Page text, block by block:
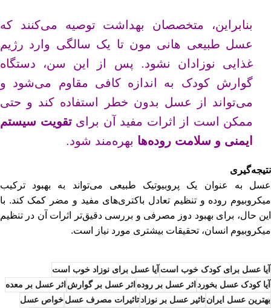
بنابراین، متخصصان بهداشت توصیه می‌کنند که
عسل طبیعی هانی مون تا یک سالگی وارد رژیم
غذایی نوزادان نشود. پس از این سن، دستگاه
گوارش کودک به اندازه کافی مقاوم می‌شود و
می‌تواند از عسل بدون خطر استفاده کند و حتی
ممکن است از اثرات مفید آن برایتقویت سیستم
ایمنی و سلامت روده‌ها بهره‌مند شود.
نتیجه‌گیری
عسل به عنوان یک پروبیوتیک طبیعی می‌تواند به بهبود ترکیب
میکروبیوم روده و تنظیم تعادل باکتری‌های مفید و مضر کمک کند. با
این حال، برای بهبود دوز مصرفی و بررسی دقیق‌تر اثرات آن در تنظیم
میکروبیوم انسان، تحقیقات بیشتری مورد نیاز است.
آیا عسل برای کودک خوب است آیا عسل برای نوزاد خوب است
آیا کودک عسل بخورد اثر عسل بر روده اثر عسل بر گوارش اثر عسل بر معده
بهترین عسل ایرانتاثیر عسل بر نوزادتاثیرات مصرف عسلخواص عسل